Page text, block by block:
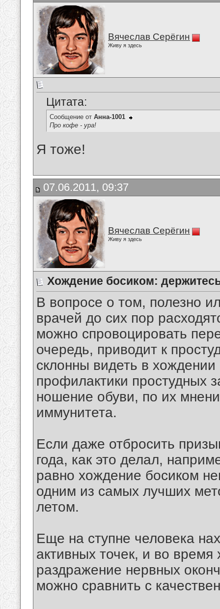
Вячеслав Серёгин
Живу я здесь
Цитата:
Сообщение от Анна-1001
Про кофе - ура!
Я тоже!
07.06.2011, 09:37
Вячеслав Серёгин
Живу я здесь
Хождение босиком:
В вопросе о том, полезно
врачей до сих пор
можно спровоцировать
очередь, приводит к
склонны видеть в
профилактики простудных
ношение обуви, по их
иммунитета.
Если даже отбросить
года, как это делал,
равно хождение босиком
одним из самых лучших
летом.
Еще на ступне человека
активных точек, и во
раздражение нервных
можно сравнить с